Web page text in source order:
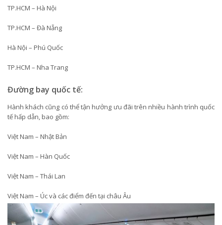
TP.HCM – Hà Nội
TP.HCM – Đà Nẵng
Hà Nội – Phú Quốc
TP.HCM – Nha Trang
Đường bay quốc tế:
Hành khách cũng có thể tận hưởng ưu đãi trên nhiều hành trình quốc
tế hấp dẫn, bao gồm:
Việt Nam – Nhật Bản
Việt Nam – Hàn Quốc
Việt Nam – Thái Lan
Việt Nam – Úc và các điểm đến tại châu Âu